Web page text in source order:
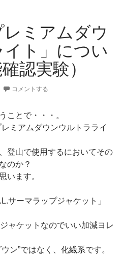
ミアムダウ
ト」につい
認実験）
コメントする
ことで・・・。
ミアムダウンウルトラライ
登山で使用するにおいてその
のか？
います。
サーマラップジャケット」
ャケットなのでいい加減ヨレ
ン”ではなく、化繊系です。